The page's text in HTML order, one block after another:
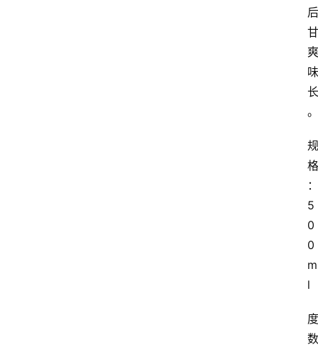
后
甘
爽
味
长
。
规
格
：
5
0
0
m
l
度
数